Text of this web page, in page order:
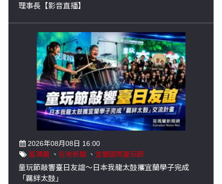
理事長【影音直播】
2026年08月08日 16:00
葛瑪蘭 、 在地新聞 、 宜蘭國際童玩節
童玩節敲響臺日友誼～日本我龍太鼓攜宜蘭學子完成
「羈絆太鼓」